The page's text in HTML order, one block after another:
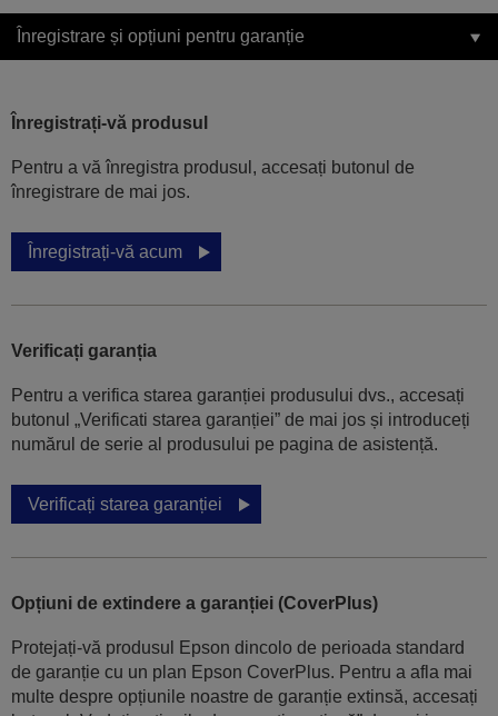
Înregistrare și opțiuni pentru garanție
Înregistrați-vă produsul
Pentru a vă înregistra produsul, accesați butonul de
înregistrare de mai jos.
Înregistrați-vă acum
Verificați garanția
Pentru a verifica starea garanției produsului dvs., accesați
butonul „Verificati starea garanției” de mai jos și introduceți
numărul de serie al produsului pe pagina de asistență.
Verificați starea garanției
Opțiuni de extindere a garanției (CoverPlus)
Protejați-vă produsul Epson dincolo de perioada standard
de garanție cu un plan Epson CoverPlus. Pentru a afla mai
multe despre opțiunile noastre de garanție extinsă, accesați